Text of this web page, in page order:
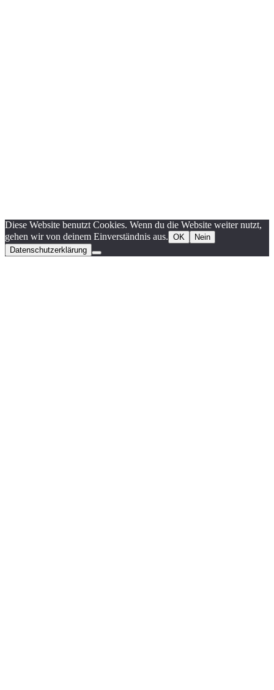
Diese Website benutzt Cookies. Wenn du die Website weiter nutzt,
gehen wir von deinem Einverständnis aus. OK
Nein
Datenschutzerklärung